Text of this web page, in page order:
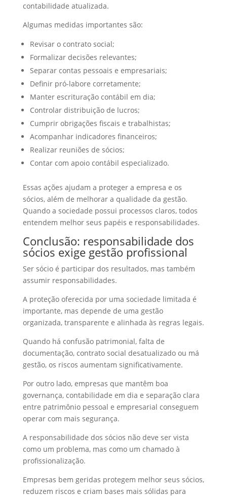
contabilidade atualizada.
Algumas medidas importantes são:
Revisar o contrato social;
Formalizar decisões relevantes;
Separar contas pessoais e empresariais;
Definir pró-labore corretamente;
Manter escrituração contábil em dia;
Controlar distribuição de lucros;
Cumprir obrigações fiscais e trabalhistas;
Acompanhar indicadores financeiros;
Realizar reuniões de sócios;
Contar com apoio contábil especializado.
Essas ações ajudam a proteger a empresa e os
sócios, além de melhorar a qualidade da gestão.
Quando a sociedade possui processos claros, todos
entendem melhor seus papéis e responsabilidades.
Conclusão: responsabilidade dos
sócios exige gestão profissional
Ser sócio é participar dos resultados, mas também
assumir responsabilidades.
A proteção oferecida por uma sociedade limitada é
importante, mas depende de uma gestão
organizada, transparente e alinhada às regras legais.
Quando há confusão patrimonial, falta de
documentação, contrato social desatualizado ou má
gestão, os riscos aumentam significativamente.
Por outro lado, empresas que mantêm boa
governança, contabilidade em dia e separação clara
entre patrimônio pessoal e empresarial conseguem
operar com mais segurança.
A responsabilidade dos sócios não deve ser vista
como um problema, mas como um chamado à
profissionalização.
Empresas bem geridas protegem melhor seus sócios,
reduzem riscos e criam bases mais sólidas para